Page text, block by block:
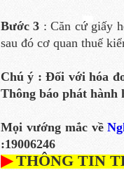
Bước 3 : Căn cứ giấy
sau đó cơ quan thuế
Chú ý : Đối với hóa
Thông báo phát hành
Mọi vướng mắc về
:19006246
▶ THÔNG TIN